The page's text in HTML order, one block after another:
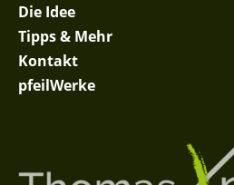
Die Idee
Tipps & Mehr
Kontakt
pfeilWerke